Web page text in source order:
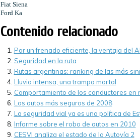
Fiat Siena
Ford Ka
Contenido relacionado
Por un frenado eficiente, la ventaja del
Seguridad en la ruta
Rutas argentinas: ranking de las más
Lluvia intensa, una trampa mortal
Comportamiento de los conductores en
Los autos más seguros de 2008
La seguridad vial ya es una política de
Informe sobre el robo de autos en 2010
CESVI analiza el estado de la Autovía 2